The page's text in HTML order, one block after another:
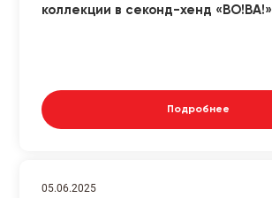
коллекции в секонд-хенд «ВО!ВА!»
Подробнее
05.06.2025